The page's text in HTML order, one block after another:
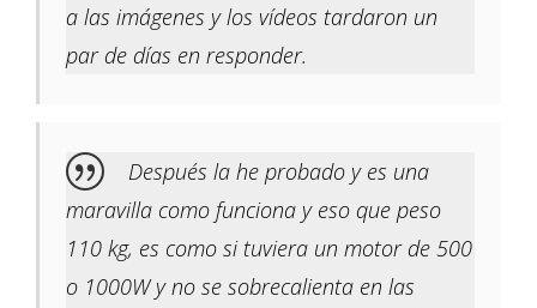
a las imágenes y los vídeos tardaron un
par de días en responder.
Después la he probado y es una
maravilla como funciona y eso que peso
110 kg, es como si tuviera un motor de 500
o 1000W y no se sobrecalienta en las